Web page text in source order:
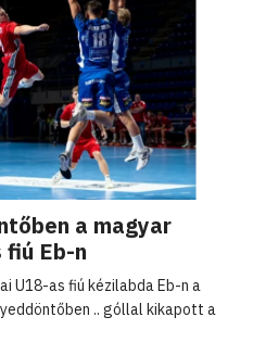
a magyar
Eb-n
U18-as fiú kézilabda Eb-n a
.. góllal kikapott a